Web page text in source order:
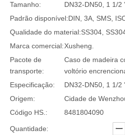
Tamanho:
DN32-DN50, 1 1/
Padrão disponível:DIN, 3A, SMS,
Qualidade do material:SS304,
Marca comercial:Xusheng.
Pacote de
transporte:
Caso de madeira
voltório
Especificação:
DN32-DN50, 1 1/
Origem:
Cidade de
Código HS.:
8481804090
Quantidade: